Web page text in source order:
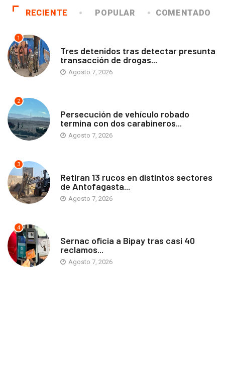
RECIENTE POPULAR COMENTADO
1
Tres detenidos tras detectar presunta
transacción de drogas...
Agosto 7, 2026
2
Persecución de vehículo robado
termina con dos carabineros...
Agosto 7, 2026
3
Retiran 13 rucos en distintos sectores
de Antofagasta...
Agosto 7, 2026
4
Sernac oficia a Bipay tras casi 40
reclamos...
Agosto 7, 2026